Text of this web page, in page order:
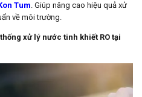
Tum. Giúp nâng cao hiệu quả xử
về môi trường.
xử lý nước tinh khiết RO tại